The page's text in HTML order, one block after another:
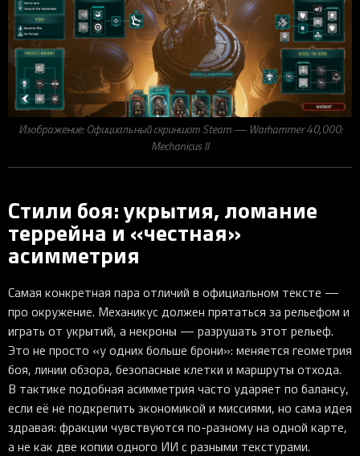
Изображение: Официальный скриншот Steam — Warhammer 40,000:
Mechanicus II
Стили боя: укрытия, ломание
террейна и «честная»
асимметрия
Самая конкретная пара отличий в официальном тексте —
про окружение. Механикус должен прятаться за рельефом и
играть от укрытий, а некроны — разрушать этот рельеф.
Это не просто «у одних больше брони»: меняется геометрия
боя, линии обзора, безопасные клетки и маршруты отхода.
В тактике подобная асимметрия часто ударяет по балансу,
если её не подкрепить экономикой и миссиями, но сама идея
здравая: фракции чувствуются по-разному на одной карте,
а не как две копии одного ИИ с разными текстурами.